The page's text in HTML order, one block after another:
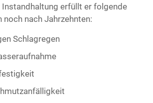
erfüllt er folgende
noch nach Jahrzehnten:
Schlagregen